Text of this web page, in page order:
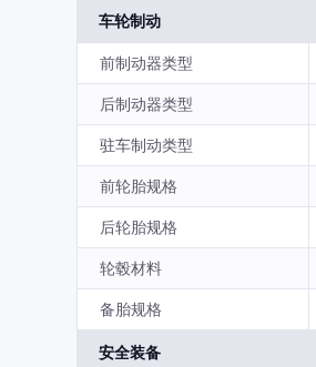
车轮制动
前制动器类型
后制动器类型
驻车制动类型
前轮胎规格
后轮胎规格
轮毂材料
备胎规格
安全装备